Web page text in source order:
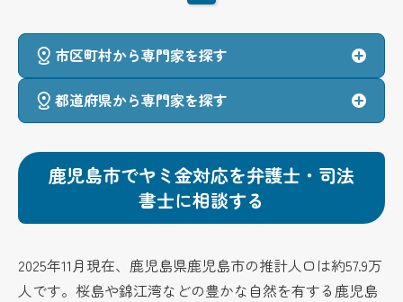
市区町村から専門家を探す
都道府県から専門家を探す
鹿児島市でヤミ金対応を弁護士・司法
書士に相談する
2025年11月現在、鹿児島県鹿児島市の推計人口は約57.9万
人です。桜島や錦江湾などの豊かな自然を有する鹿児島